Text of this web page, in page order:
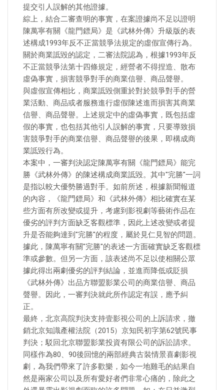
提交引人誤解的其他證據。
綜上，結合二審查明的事實，在案證據尚不足以證明
陳萬寧有關《龍門鏢局》是《武林外傳》升級版的表
述構成1993年反不正當競爭法規定的虛假宣傳行為。
關於商業詆毀的認定，二審法院認為，根據1993年反
不正當競爭法第十四條規定，經營者不得捏造、散布
虛偽事實，損害競爭對手的商業信譽、商品聲譽。
與虛假宣傳相比，商業詆毀側重於對於競爭對手的營
業活動、商品或者服務進行虛假陳述進而損害其商業
信譽、商品聲譽。上述規定中的虛偽事實，既包括虛
假的事實，也包括其他引人誤解的事實，只要導致損
害競爭對手的商業信譽、商品聲譽的後果，即構成商
業詆毀行為。
本案中，一審判決認定陳萬寧有關《龍門鏢局》能完
勝《武林外傳》的陳述構成商業詆毀。其中"完勝"一詞
是指以較大優勢勝過對手。如前所述，根據新聞報道
的內容，《龍門鏢局》和《武林外傳》相比確實在某
些方面有所改變或提升，考慮到影視劇等藝術作品在
優劣的評判方面缺乏客觀標準，因此上述改變或者提
升是否能夠達到"完勝"的程度，屬於見仁見智的問題。
據此，陳萬寧有關"完勝"的表述一方面確實缺乏客觀標
準或參數。但另一方面，該表述尚不足以使相關公眾
據此得出兩劇優劣的評判結論，並進而降低或貶損
《武林外傳》出品方聯盟影業公司的商業信譽、商品
聲譽。因此，一審判決就此所作認定有誤，應予糾
正。
最終，北京高院判決支持壹影視公司的上訴請求，撤
銷北京知識產權法院（2015）京知民初字第62號民事
判決；駁回北京聯盟影業投資有限公司的訴訟請求。
同樣作為80、90後回憶的兩部經典古裝情景喜劇影視
劇，為我們帶來了許多歡樂，如今一地雞毛的結果自
然是兩家公司以及所有愛好者們非常心痛的，除此之